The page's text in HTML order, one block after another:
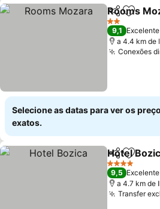
Partilhar
Rooms
2 Estrelas
9,1 Excelente
a 4.4 km de
Conexões
Selecione as datas para ver os
exatos.
Partilhar
Hotel
4 Estrelas
9,5 Excelente
a 4.7 km de
Transfer